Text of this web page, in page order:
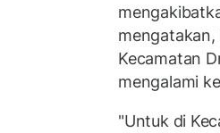
mengatakan,
Kecamatan
mengalami
"Untuk di